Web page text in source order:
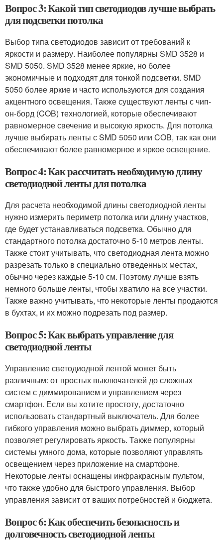
Вопрос 3: Какой тип светодиодов лучше выбрать
для подсветки потолка
Выбор типа светодиодов зависит от требований к
яркости и размеру. Наиболее популярны SMD 3528 и
SMD 5050. SMD 3528 менее яркие, но более
экономичные и подходят для тонкой подсветки. SMD
5050 более яркие и часто используются для создания
акцентного освещения. Также существуют ленты с чип-
он-борд (COB) технологией, которые обеспечивают
равномерное свечение и высокую яркость. Для потолка
лучше выбирать ленты с SMD 5050 или COB, так как они
обеспечивают более равномерное и яркое освещение.
Вопрос 4: Как рассчитать необходимую длину
светодиодной ленты для потолка
Для расчета необходимой длины светодиодной ленты
нужно измерить периметр потолка или длину участков,
где будет устанавливаться подсветка. Обычно для
стандартного потолка достаточно 5-10 метров ленты.
Также стоит учитывать, что светодиодная лента можно
разрезать только в специально отведенных местах,
обычно через каждые 5-10 см. Поэтому лучше взять
немного больше ленты, чтобы хватило на все участки.
Также важно учитывать, что некоторые ленты продаются
в бухтах, и их можно подрезать под размер.
Вопрос 5: Как выбрать управление для
светодиодной ленты
Управление светодиодной лентой может быть
различным: от простых выключателей до сложных
систем с диммированием и управлением через
смартфон. Если вы хотите простоту, достаточно
использовать стандартный выключатель. Для более
гибкого управления можно выбрать диммер, который
позволяет регулировать яркость. Также популярны
системы умного дома, которые позволяют управлять
освещением через приложение на смартфоне.
Некоторые ленты оснащены инфракрасным пультом,
что также удобно для быстрого управления. Выбор
управления зависит от ваших потребностей и бюджета.
Вопрос 6: Как обеспечить безопасность и
долговечность светодиодной ленты